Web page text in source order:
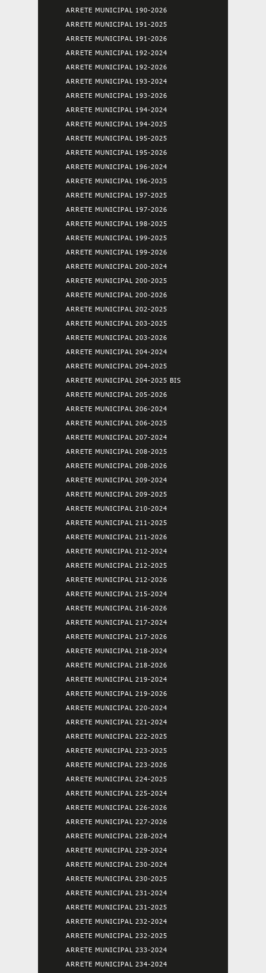
ARRETE MUNICIPAL 190-2026
ARRETE MUNICIPAL 191-2025
ARRETE MUNICIPAL 191-2026
ARRETE MUNICIPAL 192-2024
ARRETE MUNICIPAL 192-2026
ARRETE MUNICIPAL 193-2024
ARRETE MUNICIPAL 193-2026
ARRETE MUNICIPAL 194-2024
ARRETE MUNICIPAL 194-2025
ARRETE MUNICIPAL 195-2025
ARRETE MUNICIPAL 195-2026
ARRETE MUNICIPAL 196-2024
ARRETE MUNICIPAL 196-2025
ARRETE MUNICIPAL 197-2025
ARRETE MUNICIPAL 197-2026
ARRETE MUNICIPAL 198-2025
ARRETE MUNICIPAL 199-2025
ARRETE MUNICIPAL 199-2026
ARRETE MUNICIPAL 200-2024
ARRETE MUNICIPAL 200-2025
ARRETE MUNICIPAL 200-2026
ARRETE MUNICIPAL 202-2025
ARRETE MUNICIPAL 203-2025
ARRETE MUNICIPAL 203-2026
ARRETE MUNICIPAL 204-2024
ARRETE MUNICIPAL 204-2025
ARRETE MUNICIPAL 204-2025 BIS
ARRETE MUNICIPAL 205-2026
ARRETE MUNICIPAL 206-2024
ARRETE MUNICIPAL 206-2025
ARRETE MUNICIPAL 207-2024
ARRETE MUNICIPAL 208-2025
ARRETE MUNICIPAL 208-2026
ARRETE MUNICIPAL 209-2024
ARRETE MUNICIPAL 209-2025
ARRETE MUNICIPAL 210-2024
ARRETE MUNICIPAL 211-2025
ARRETE MUNICIPAL 211-2026
ARRETE MUNICIPAL 212-2024
ARRETE MUNICIPAL 212-2025
ARRETE MUNICIPAL 212-2026
ARRETE MUNICIPAL 215-2024
ARRETE MUNICIPAL 216-2026
ARRETE MUNICIPAL 217-2024
ARRETE MUNICIPAL 217-2026
ARRETE MUNICIPAL 218-2024
ARRETE MUNICIPAL 218-2026
ARRETE MUNICIPAL 219-2024
ARRETE MUNICIPAL 219-2026
ARRETE MUNICIPAL 220-2024
ARRETE MUNICIPAL 221-2024
ARRETE MUNICIPAL 222-2025
ARRETE MUNICIPAL 223-2025
ARRETE MUNICIPAL 223-2026
ARRETE MUNICIPAL 224-2025
ARRETE MUNICIPAL 225-2024
ARRETE MUNICIPAL 226-2026
ARRETE MUNICIPAL 227-2026
ARRETE MUNICIPAL 228-2024
ARRETE MUNICIPAL 229-2024
ARRETE MUNICIPAL 230-2024
ARRETE MUNICIPAL 230-2025
ARRETE MUNICIPAL 231-2024
ARRETE MUNICIPAL 231-2025
ARRETE MUNICIPAL 232-2024
ARRETE MUNICIPAL 232-2025
ARRETE MUNICIPAL 233-2024
ARRETE MUNICIPAL 234-2024